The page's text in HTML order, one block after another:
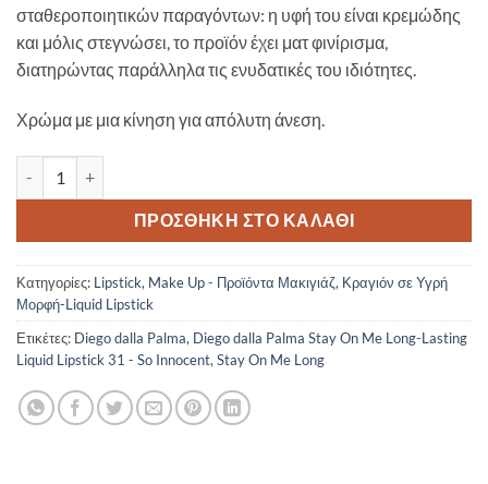
σταθεροποιητικών παραγόντων: η υφή του είναι κρεμώδης
και μόλις στεγνώσει, το προϊόν έχει ματ φινίρισμα,
διατηρώντας παράλληλα τις ενυδατικές του ιδιότητες.
Χρώμα με μια κίνηση για απόλυτη άνεση.
ΠΡΟΣΘΉΚΗ ΣΤΟ ΚΑΛΆΘΙ
Κατηγορίες: Lipstick, Make Up - Προϊόντα Μακιγιάζ, Κραγιόν σε Υγρή
Μορφή-Liquid Lipstick
Ετικέτες: Diego dalla Palma, Diego dalla Palma Stay On Me Long-Lasting
Liquid Lipstick 31 - So Innocent, Stay On Me Long